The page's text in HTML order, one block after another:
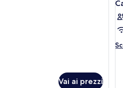
Vai ai prezzi
le